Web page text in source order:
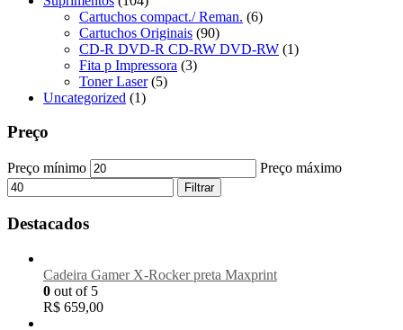
Cartuchos compact./ Reman. (6)
Cartuchos Originais (90)
CD-R DVD-R CD-RW DVD-RW (1)
Fita p Impressora (3)
Toner Laser (5)
Uncategorized (1)
Preço
Preço mínimo Preço máximo
Filtrar
Destacados
Cadeira Gamer X-Rocker preta Maxprint
0 out of 5
R$ 659,00